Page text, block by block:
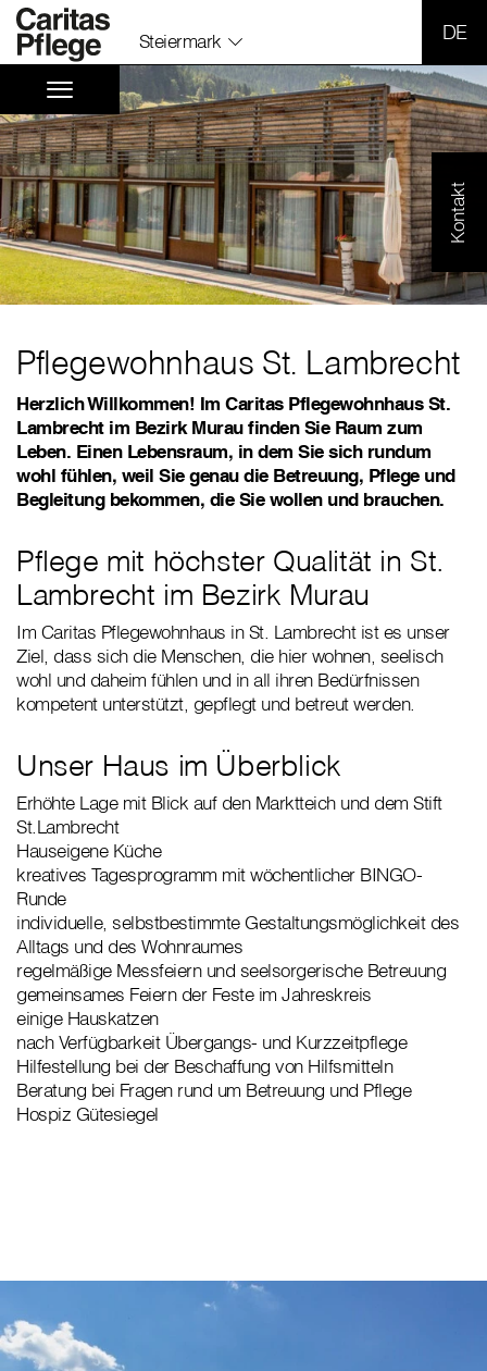
Steiermark
Kontakt
Pflegewohnhaus St. Lambrecht
Herzlich Willkommen! Im Caritas Pflegewohnhaus St.
Lambrecht im Bezirk Murau finden Sie Raum zum
Leben. Einen Lebensraum, in dem Sie sich rundum
wohl fühlen, weil Sie genau die Betreuung, Pflege und
Begleitung bekommen, die Sie wollen und brauchen.
Pflege mit höchster Qualität in St.
Lambrecht im Bezirk Murau
Im Caritas Pflegewohnhaus in St. Lambrecht ist es unser
Ziel, dass sich die Menschen, die hier wohnen, seelisch
wohl und daheim fühlen und in all ihren Bedürfnissen
kompetent unterstützt, gepflegt und betreut werden.
Unser Haus im Überblick
Erhöhte Lage mit Blick auf den Marktteich und dem Stift
St.Lambrecht
Hauseigene Küche
kreatives Tagesprogramm mit wöchentlicher BINGO-
Runde
individuelle, selbstbestimmte Gestaltungsmöglichkeit des
Alltags und des Wohnraumes
regelmäßige Messfeiern und seelsorgerische Betreuung
gemeinsames Feiern der Feste im Jahreskreis
einige Hauskatzen
nach Verfügbarkeit Übergangs- und Kurzzeitpflege
Hilfestellung bei der Beschaffung von Hilfsmitteln
Beratung bei Fragen rund um Betreuung und Pflege
Hospiz Gütesiegel